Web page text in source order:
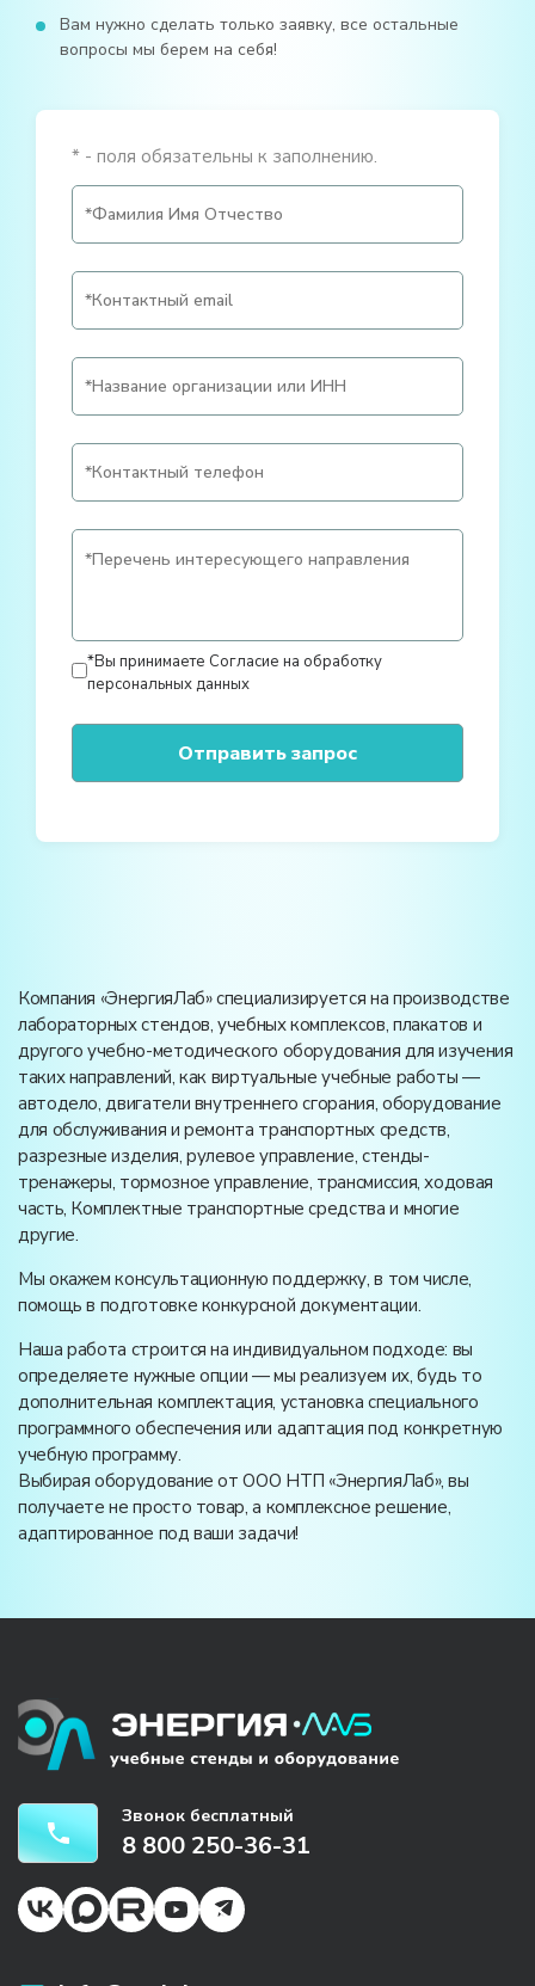
Вам нужно сделать только заявку, все остальные
вопросы мы берем на себя!
* - поля обязательны к заполнению.
*Вы принимаете Согласие на обработку
персональных данных
Компания «ЭнергияЛаб» специализируется на производстве
лабораторных стендов, учебных комплексов, плакатов и
другого учебно-методического оборудования для изучения
таких направлений, как виртуальные учебные работы —
автодело, двигатели внутреннего сгорания, оборудование
для обслуживания и ремонта транспортных средств,
разрезные изделия, рулевое управление, стенды-
тренажеры, тормозное управление, трансмиссия, ходовая
часть, Комплектные транспортные средства и многие
другие.
Мы окажем консультационную поддержку, в том числе,
помощь в подготовке конкурсной документации.
Наша работа строится на индивидуальном подходе: вы
определяете нужные опции — мы реализуем их, будь то
дополнительная комплектация, установка специального
программного обеспечения или адаптация под конкретную
учебную программу.
Выбирая оборудование от ООО НТП «ЭнергияЛаб», вы
получаете не просто товар, а комплексное решение,
адаптированное под ваши задачи!
Звонок бесплатный
8 800 250-36-31